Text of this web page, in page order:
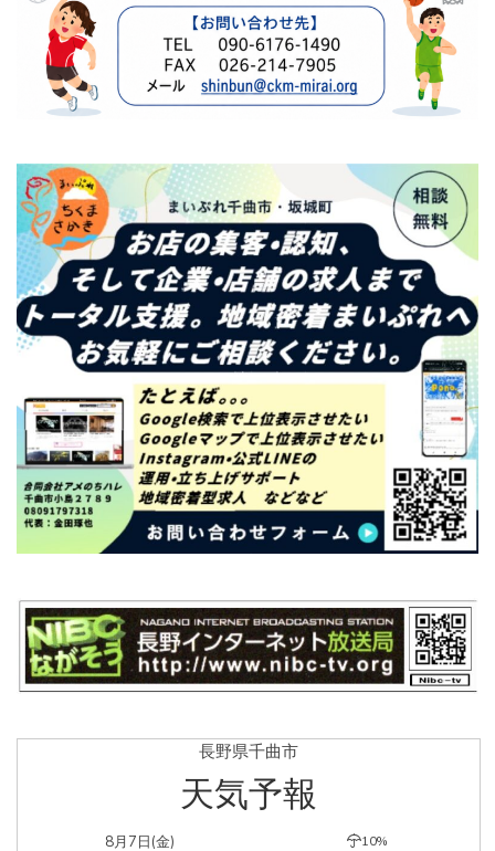
長野県千曲市
天気予報
8月7日(金) 10%